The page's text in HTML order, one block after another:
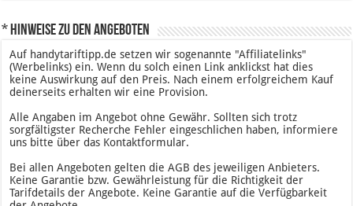
* Hinweise zu den Angeboten
Auf handytariftipp.de setzen wir sogenannte "Affiliatelinks"
(Werbelinks) ein. Wenn du solch einen Link anklickst hat dies
keine Auswirkung auf den Preis. Nach einem erfolgreichem Kauf
deinerseits erhalten wir eine Provision.
Alle Angaben im Angebot ohne Gewähr. Sollten sich trotz
sorgfältigster Recherche Fehler eingeschlichen haben, informiere
uns bitte über das Kontaktformular.
Bei allen Angeboten gelten die AGB des jeweiligen Anbieters.
Keine Garantie bzw. Gewährleistung für die Richtigkeit der
Tarifdetails der Angebote. Keine Garantie auf die Verfügbarkeit